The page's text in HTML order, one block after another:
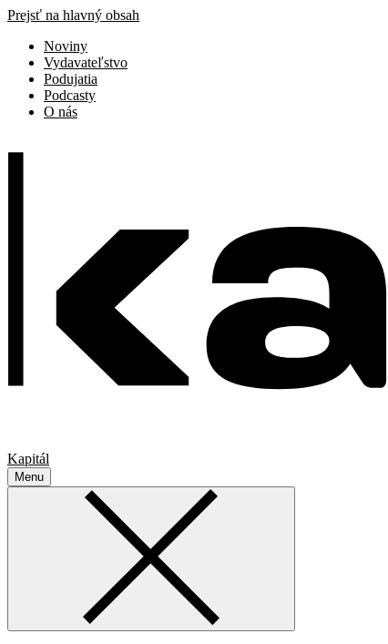
Prejsť na hlavný obsah
Noviny
Vydavateľstvo
Podujatia
Podcasty
O nás
Kapitál
Menu